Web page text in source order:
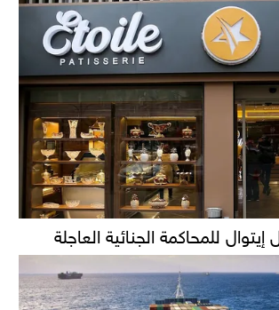
للمحاكمة الجنائية العاجلة